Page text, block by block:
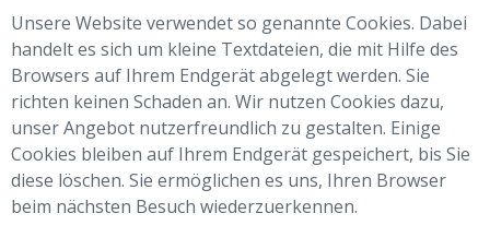
Unsere Website verwendet so genannte Cookies. Dabei
handelt es sich um kleine Textdateien, die mit Hilfe des
Browsers auf Ihrem Endgerät abgelegt werden. Sie
richten keinen Schaden an. Wir nutzen Cookies dazu,
unser Angebot nutzerfreundlich zu gestalten. Einige
Cookies bleiben auf Ihrem Endgerät gespeichert, bis Sie
diese löschen. Sie ermöglichen es uns, Ihren Browser
beim nächsten Besuch wiederzuerkennen.